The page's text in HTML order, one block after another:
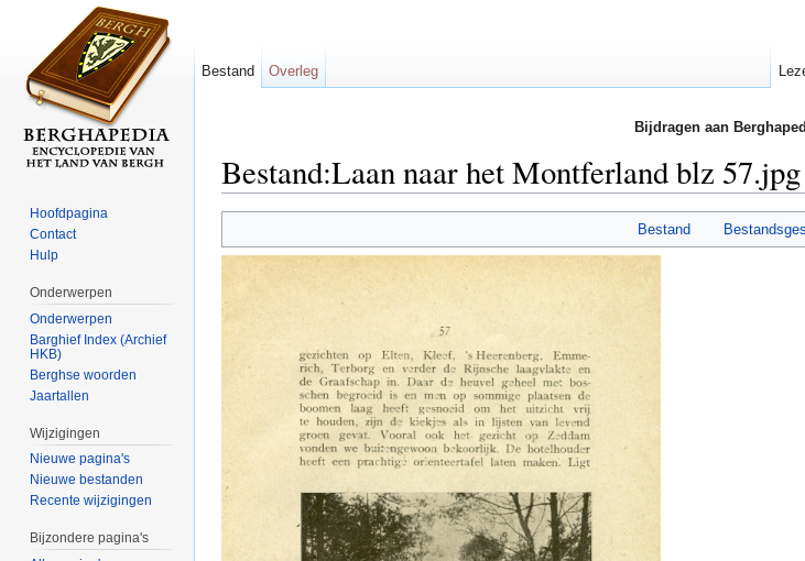
Bijdragen aan
Bestand:Laan naar het Montferland blz 57.jpg
Bestand
Bestand Overleg
Hoofdpagina
Contact
Hulp
Onderwerpen
Onderwerpen
Barghief Index (Archief
HKB)
Berghse woorden
Jaartallen
Wijzigingen
Nieuwe pagina's
Nieuwe bestanden
Recente wijzigingen
Bijzondere pagina's